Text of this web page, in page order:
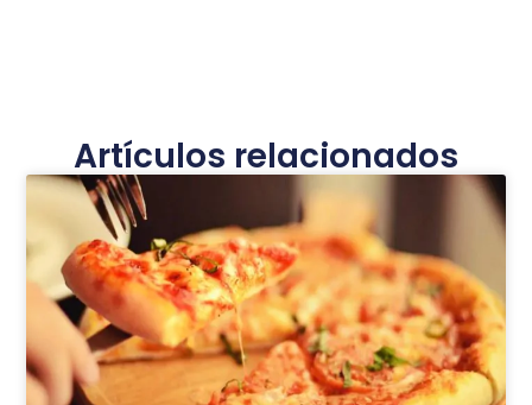
Artículos relacionados